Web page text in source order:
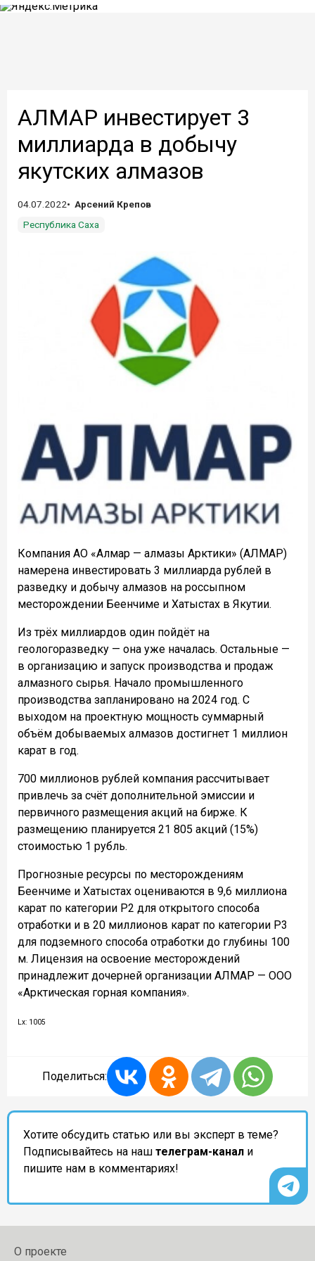
АЛМАР инвестирует 3
миллиарда в добычу
якутских алмазов
04.07.2022
Арсений Крепов
Республика Саха
Компания АО «Алмар — алмазы Арктики» (АЛМАР)
намерена инвестировать 3 миллиарда рублей в
разведку и добычу алмазов на россыпном
месторождении Беенчиме и Хатыстах в Якутии.
Из трёх миллиардов один пойдёт на
геологоразведку — она уже началась. Остальные —
в организацию и запуск производства и продаж
алмазного сырья. Начало промышленного
производства запланировано на 2024 год. С
выходом на проектную мощность суммарный
объём добываемых алмазов достигнет 1 миллион
карат в год.
700 миллионов рублей компания рассчитывает
привлечь за счёт дополнительной эмиссии и
первичного размещения акций на бирже. К
размещению планируется 21 805 акций (15%)
стоимостью 1 рубль.
Прогнозные ресурсы по месторождениям
Беенчиме и Хатыстах оцениваются в 9,6 миллиона
карат по категории P2 для открытого способа
отработки и в 20 миллионов карат по категории P3
для подземного способа отработки до глубины 100
м. Лицензия на освоение месторождений
принадлежит дочерней организации АЛМАР — ООО
«Арктическая горная компания».
Lx: 1005
Поделиться:
Хотите обсудить статью или вы эксперт в теме?
Подписывайтесь на наш телеграм-канал и
пишите нам в комментариях!
О проекте